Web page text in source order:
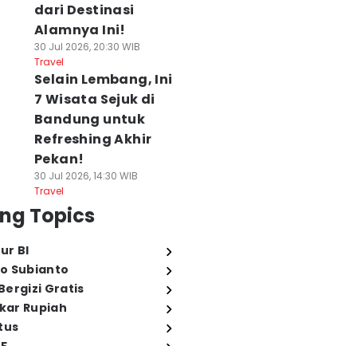
dari Destinasi
Alamnya Ini!
30 Jul 2026, 20:30 WIB
Travel
Selain Lembang, Ini
7 Wisata Sejuk di
Bandung untuk
Refreshing Akhir
Pekan!
30 Jul 2026, 14:30 WIB
Travel
Topics
BI
Subianto
Gratis
Rupiah